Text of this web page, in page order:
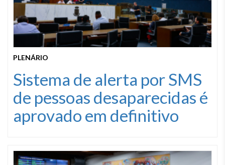
PLENÁRIO
Sistema de alerta por SMS
de pessoas desaparecidas é
aprovado em definitivo